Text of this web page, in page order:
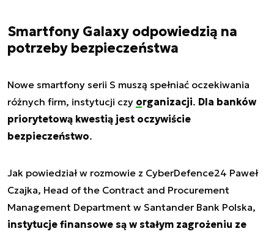
Smartfony Galaxy odpowiedzią na
potrzeby bezpieczeństwa
Nowe smartfony serii S muszą spełniać oczekiwania
różnych firm, instytucji czy organizacji. Dla banków
priorytetową kwestią jest oczywiście
bezpieczeństwo.
Jak powiedział w rozmowie z CyberDefence24 Paweł
Czajka, Head of the Contract and Procurement
Management Department w Santander Bank Polska,
instytucje finansowe są w stałym zagrożeniu ze